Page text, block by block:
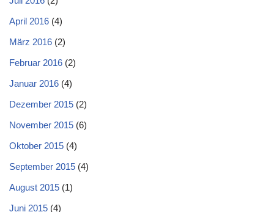
April 2016 (4)
März 2016 (2)
Februar 2016 (2)
Januar 2016 (4)
Dezember 2015 (2)
November 2015 (6)
Oktober 2015 (4)
September 2015 (4)
August 2015 (1)
Juni 2015 (4)